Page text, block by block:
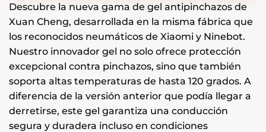
Descubre la nueva gama de gel antipinchazos de
Xuan Cheng, desarrollada en la misma fábrica que
los reconocidos neumáticos de Xiaomi y Ninebot.
Nuestro innovador gel no solo ofrece protección
excepcional contra pinchazos, sino que también
soporta altas temperaturas de hasta 120 grados. A
diferencia de la versión anterior que podía llegar a
derretirse, este gel garantiza una conducción
segura y duradera incluso en condiciones